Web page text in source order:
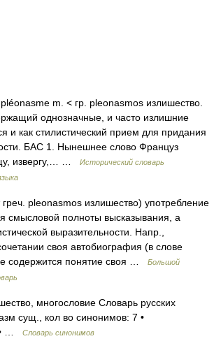
m. < гр. pleonasmos излишество.
однозначные, и часто излишние
и как стилистический прием для придания
БАС 1. Нынешнее слово Француз
извергу,… …
Исторический словарь
pleonasmos излишество) употребление
смысловой полноты высказывания, а
выразительности. Напр.,
своя автобиография (в слове
содержится понятие своя …
Большой
многословие Словарь русских
сущ., кол во синонимов: 7 •
• …
Словарь синонимов